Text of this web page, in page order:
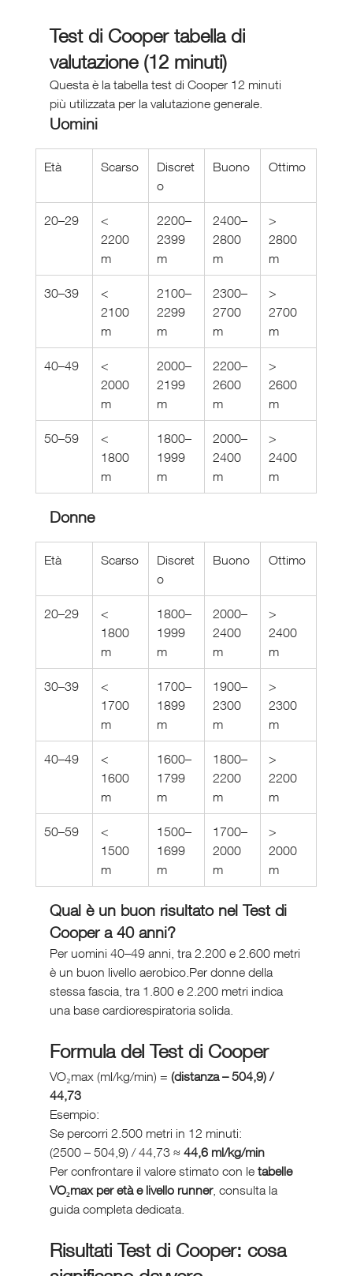
Test di Cooper tabella di
valutazione (12 minuti)
Questa è la tabella test di Cooper 12 minuti
più utilizzata per la valutazione generale.
Uomini
Età Scarso
Discret
o
Buono Ottimo
20–29
<
2200
m
2200–
2399
m
2400–
2800
m
>
2800
m
30–39
<
2100
m
2100–
2299
m
2300–
2700
m
>
2700
m
40–49
<
2000
m
2000–
2199
m
2200–
2600
m
>
2600
m
50–59
<
1800
m
1800–
1999
m
2000–
2400
m
>
2400
m
Donne
Età Scarso
Discret
o
Buono Ottimo
20–29
<
1800
m
1800–
1999
m
2000–
2400
m
>
2400
m
30–39
<
1700
m
1700–
1899
m
1900–
2300
m
>
2300
m
40–49
<
1600
m
1600–
1799
m
1800–
2200
m
>
2200
m
50–59
<
1500
m
1500–
1699
m
1700–
2000
m
>
2000
m
Qual è un buon risultato nel Test di
Cooper a 40 anni?
Per uomini 40–49 anni, tra 2.200 e 2.600 metri
è un buon livello aerobico.Per donne della
stessa fascia, tra 1.800 e 2.200 metri indica
una base cardiorespiratoria solida.
Formula del Test di Cooper
VO₂max (ml/kg/min) = (distanza – 504,9) /
44,73
Esempio:
Se percorri 2.500 metri in 12 minuti:
(2500 – 504,9) / 44,73 ≈ 44,6 ml/kg/min
Per confrontare il valore stimato con le tabelle
VO₂max per età e livello runner, consulta la
guida completa dedicata.
Risultati Test di Cooper: cosa